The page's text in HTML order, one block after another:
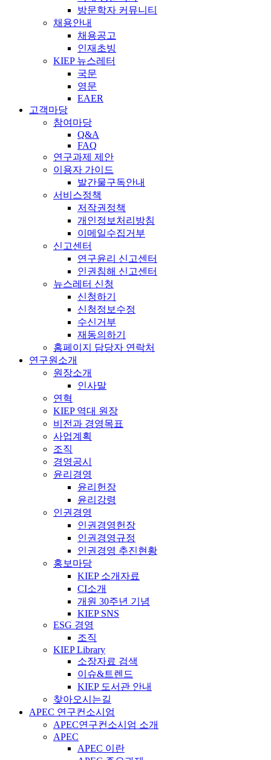
방문학자 커뮤니티
채용안내
채용공고
인재초빙
KIEP 뉴스레터
국문
영문
EAER
고객마당
참여마당
Q&A
FAQ
연구과제 제안
이용자 가이드
발간물구독안내
서비스정책
저작권정책
개인정보처리방침
이메일수집거부
신고센터
연구윤리 신고센터
인권침해 신고센터
뉴스레터 신청
신청하기
신청정보수정
수신거부
재동의하기
홈페이지 담당자 연락처
연구원소개
원장소개
인사말
연혁
KIEP 역대 원장
비전과 경영목표
사업계획
조직
경영공시
윤리경영
윤리헌장
윤리강령
인권경영
인권경영헌장
인권경영규정
인권경영 추진현황
홍보마당
KIEP 소개자료
CI소개
개원 30주년 기념
KIEP SNS
ESG 경영
조직
KIEP Library
소장자료 검색
이슈&트렌드
KIEP 도서관 안내
찾아오시는길
APEC 연구컨소시엄
APEC연구컨소시엄 소개
APEC
APEC 이란